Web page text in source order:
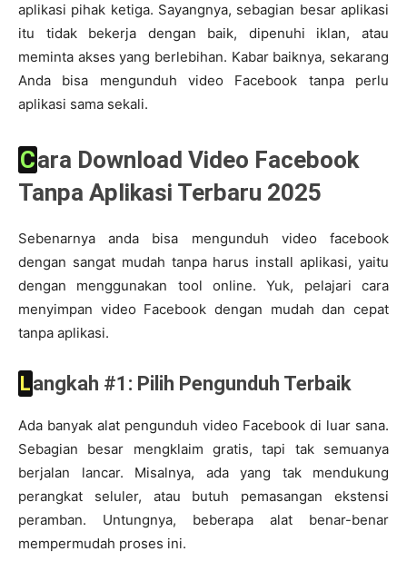
aplikasi pihak ketiga. Sayangnya, sebagian besar aplikasi
itu tidak bekerja dengan baik, dipenuhi iklan, atau
meminta akses yang berlebihan. Kabar baiknya, sekarang
Anda bisa mengunduh video Facebook tanpa perlu
aplikasi sama sekali.
Cara Download Video Facebook
Tanpa Aplikasi Terbaru 2025
Sebenarnya anda bisa mengunduh video facebook
dengan sangat mudah tanpa harus install aplikasi, yaitu
dengan menggunakan tool online. Yuk, pelajari cara
menyimpan video Facebook dengan mudah dan cepat
tanpa aplikasi.
Langkah #1: Pilih Pengunduh Terbaik
Ada banyak alat pengunduh video Facebook di luar sana.
Sebagian besar mengklaim gratis, tapi tak semuanya
berjalan lancar. Misalnya, ada yang tak mendukung
perangkat seluler, atau butuh pemasangan ekstensi
peramban. Untungnya, beberapa alat benar-benar
mempermudah proses ini.